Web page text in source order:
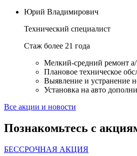
Юрий Владимирович
Технический специалист
Стаж более 21 года
Мелкий-средний ремонт
Плановое техническое
Выявление и устранение
Установка на авто
Все акции и новости
Познакомьтесь с
БЕССРОЧНАЯ АКЦИЯ